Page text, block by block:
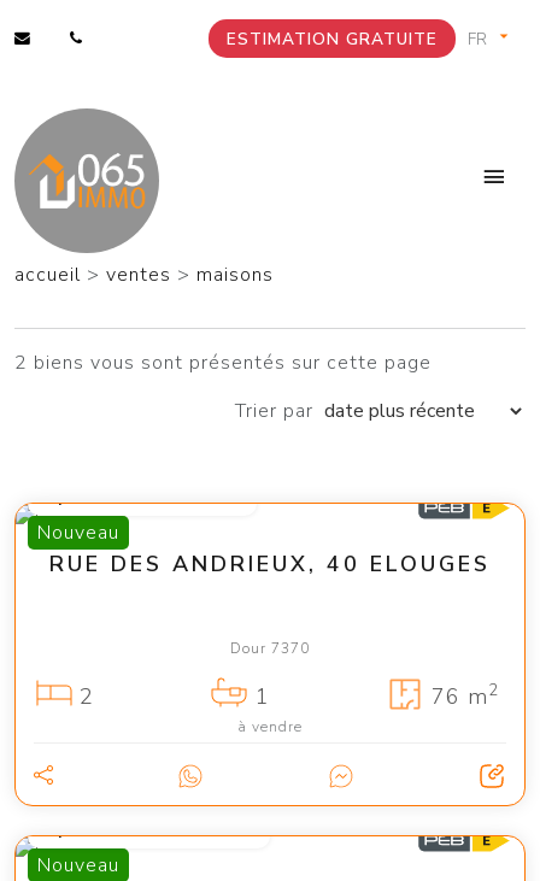
ESTIMATION GRATUITE
accueil > ventes > maisons
2 biens vous sont présentés sur cette page
Trier par
Nouveau
RUE DES ANDRIEUX, 40 ELOUGES
Dour 7370
2 1 76 m2
à vendre
Nouveau